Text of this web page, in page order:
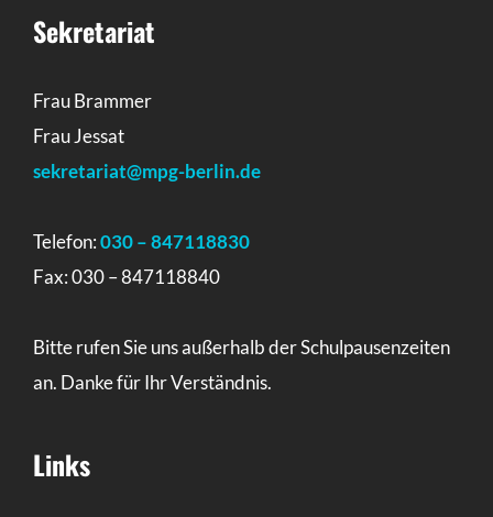
Sekretariat
Frau Brammer
Frau Jessat
sekretariat@mpg-berlin.de
Telefon:030 – 847118830
Fax: 030 – 847118840
Bitte rufen Sie uns außerhalb der Schulpausenzeiten
an. Danke für Ihr Verständnis.
Links